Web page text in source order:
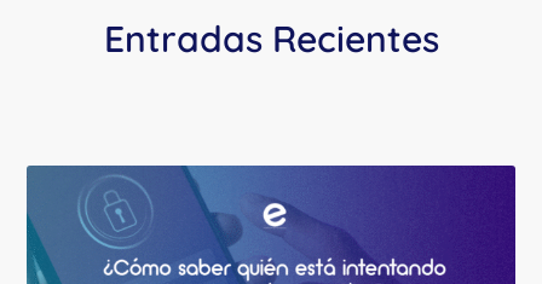
Entradas Recientes